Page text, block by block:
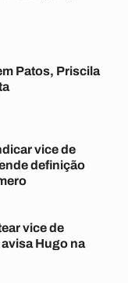
Patos, Priscila
vice de
definição
vice de
Hugo na